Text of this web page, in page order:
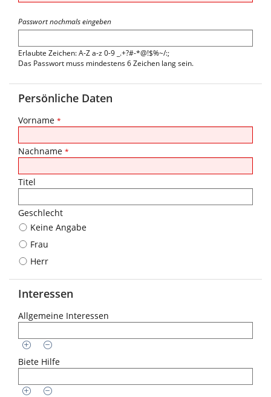
Passwort nochmals eingeben
Erlaubte Zeichen: A-Z a-z 0-9 _.+?#-*@!$%~/:;
Das Passwort muss mindestens 6 Zeichen lang sein.
Persönliche Daten
Vorname *
Nachname *
Titel
Geschlecht
Keine Angabe
Frau
Herr
Interessen
Allgemeine Interessen
Biete Hilfe